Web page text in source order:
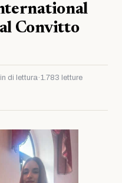
Convitto
di lettura·1.783 letture